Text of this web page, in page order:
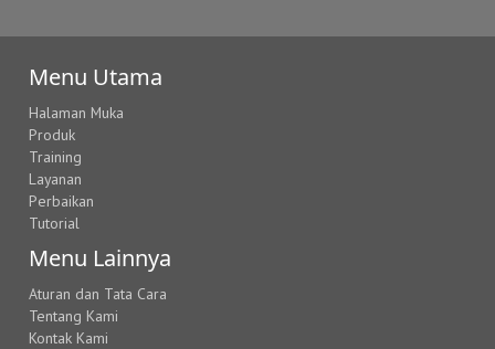
Menu Utama
Halaman Muka
Produk
Training
Layanan
Perbaikan
Tutorial
Menu Lainnya
Aturan dan Tata Cara
Tentang Kami
Kontak Kami